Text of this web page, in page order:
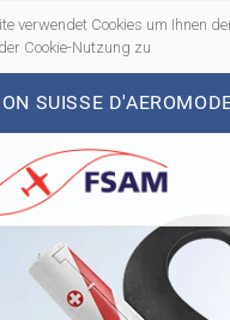
verwendet Cookies um Ihnen
Cookie-Nutzung zu
SUISSE